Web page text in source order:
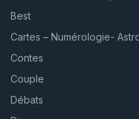
Best
Cartes – Numérologie-
Contes
Couple
Débats